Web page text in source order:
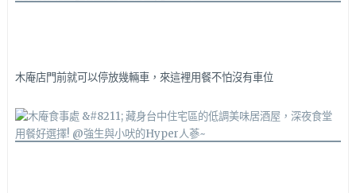
木庵店門前就可以停放幾輛車，來這裡用餐不怕沒有車位